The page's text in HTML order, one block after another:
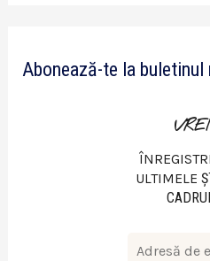
o
Abonează-te la
ULTIMELE